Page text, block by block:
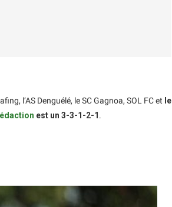
l’AS Denguélé, le SC Gagnoa, SOL FC et le
est un 3-3-1-2-1 .